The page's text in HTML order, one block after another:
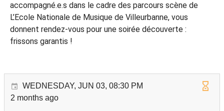
accompagné.e.s dans le cadre des parcours scène de
L’Ecole Nationale de Musique de Villeurbanne, vous
donnent rendez-vous pour une soirée découverte :
frissons garantis !
WEDNESDAY, JUN 03, 08:30 PM
2 months ago